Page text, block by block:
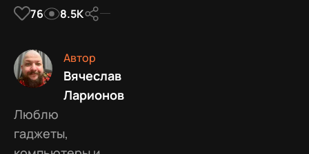
76 8.5К
Автор
Вячеслав
Ларионов
Люблю
гаджеты,